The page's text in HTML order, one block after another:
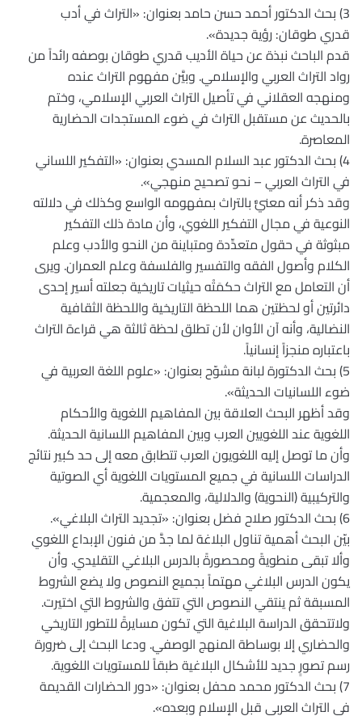
3) بحث الدكتور أحمد حسن حامد بعنوان: «التراث في أدب
قدري طوقان: رؤية جديدة».
قدم الباحث نبذة عن حياة الأديب قدري طوقان بوصفه رائداً من
رواد التراث العربي والإسلامي. وبيَّن مفهوم التراث عنده
ومنهجه العقلاني في تأصيل التراث العربي الإسلامي، وختم
بالحديث عن مستقبل التراث في ضوء المستجدات الحضارية
المعاصرة.
4) بحث الدكتور عبد السلام المسدي بعنوان: «التفكير اللساني
في التراث العربي – نحو تصحيح منهجي».
وقد ذكر أنه معنيٌّ بالتراث بمفهومه الواسع وكذلك في دلالته
النوعية في مجال التفكير اللغوي، وأن مادة ذلك التفكير
مبثوثة في حقول متعدِّدة ومتباينة من النحو والأدب وعلم
الكلام وأصول الفقه والتفسير والفلسفة وعلم العمران. ويرى
أن التعامل مع التراث حكمَتْه حيثيات تاريخية جعلته أسير إحدى
دائرتين أو لحظتين هما اللحظة التاريخية واللحظة الثقافية
النضالية، وأنه آن الأوان لأن تطلق لحظة ثالثة هي قراءة التراث
باعتباره منجزاً إنسانياً.
5) بحث الدكتورة لبانة مشوّح بعنوان: «علوم اللغة العربية في
ضوء اللسانيات الحديثة».
وقد أظهر البحث العلاقة بين المفاهيم اللغوية والأحكام
اللغوية عند اللغويين العرب وبين المفاهيم اللسانية الحديثة.
وأن ما توصل إليه اللغويون العرب تتطابق معه إلى حد كبير نتائج
الدراسات اللسانية في جميع المستويات اللغوية أي الصوتية
والتركيبية (النحوية) والدلالية، والمعجمية.
6) بحث الدكتور صلاح فضل بعنوان: «تجديد التراث البلاغي».
بيّن البحث أهمية تناول البلاغة لما جدَّ من فنون الإبداع اللغوي
وألا تبقى منطويةً ومحصورةً بالدرس البلاغي التقليدي. وأن
يكون الدرس البلاغي مهتماً بجميع النصوص ولا يضع الشروط
المسبقة ثم ينتقي النصوص التي تتفق والشروط التي اختيرت.
ولاتتحقق الدراسة البلاغية التي تكون مسايرةً للتطور التاريخي
والحضاري إلا بوساطة المنهج الوصفي. ودعا البحث إلى ضرورة
رسم تصورٍ جديد للأشكال البلاغية طبقاً للمستويات اللغوية.
7) بحث الدكتور محمد محفل بعنوان: «دور الحضارات القديمة
في التراث العربي قبل الإسلام وبعده».